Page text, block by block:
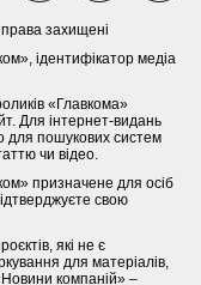
захищені
ідентифікатор медіа
«Главкома»
Для інтернет-видань
для пошукових систем
чи відео.
призначене для осіб
свою
які не є
для матеріалів,
компаній» –